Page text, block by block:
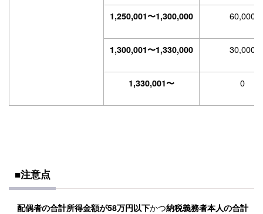
1,250,001〜1,300,000 60,000
1,300,001〜1,330,000 30,000
1,330,001〜 0
■注意点
配偶者の合計所得金額が58万円以下かつ納税義務者本人の合計